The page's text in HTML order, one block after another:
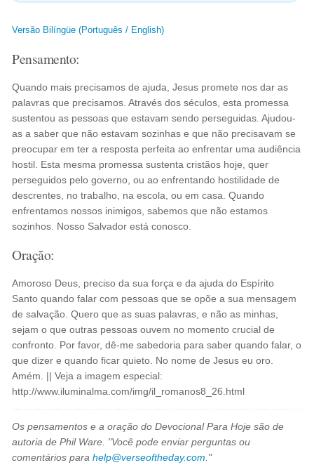
Versão Bilíngüe (Português / English)
Pensamento:
Quando mais precisamos de ajuda, Jesus promete nos dar as
palavras que precisamos. Através dos séculos, esta promessa
sustentou as pessoas que estavam sendo perseguidas. Ajudou-
as a saber que não estavam sozinhas e que não precisavam se
preocupar em ter a resposta perfeita ao enfrentar uma audiência
hostil. Esta mesma promessa sustenta cristãos hoje, quer
perseguidos pelo governo, ou ao enfrentando hostilidade de
descrentes, no trabalho, na escola, ou em casa. Quando
enfrentamos nossos inimigos, sabemos que não estamos
sozinhos. Nosso Salvador está conosco.
Oração:
Amoroso Deus, preciso da sua força e da ajuda do Espírito
Santo quando falar com pessoas que se opõe a sua mensagem
de salvação. Quero que as suas palavras, e não as minhas,
sejam o que outras pessoas ouvem no momento crucial de
confronto. Por favor, dê-me sabedoria para saber quando falar, o
que dizer e quando ficar quieto. No nome de Jesus eu oro.
Amém. || Veja a imagem especial:
http://www.iluminalma.com/img/il_romanos8_26.html
Os pensamentos e a oração do Devocional Para Hoje são de
autoria de Phil Ware. "Você pode enviar perguntas ou
comentários parahelp@verseoftheday.com ."